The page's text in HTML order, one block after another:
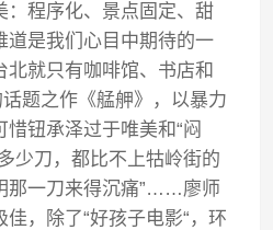
：程序化、景点固定、甜
道是我们心目中期待的一
北就只有咖啡馆、书店和
题之作《艋舺》，以暴力
钮承泽过于唯美和“闷
少刀，都比不上牯岭街的
那一刀来得沉痛”……廖师
，除了“好孩子电影“，环